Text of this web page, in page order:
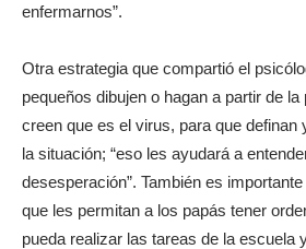
enfermarnos”.
Otra estrategia que compartió el
pequeños dibujen o hagan a partir de la
creen que es el virus, para que definan
la situación; “eso les ayudará a
desesperación”. También es
que les permitan a los papás tener
pueda realizar las tareas de la escuela